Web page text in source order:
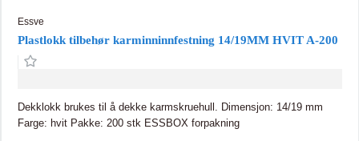
Essve
Plastlokk tilbehør karminninnfestning 14/19MM HVIT A-200
Dekklokk brukes til å dekke karmskruehull. Dimensjon: 14/19 mm
Farge: hvit Pakke: 200 stk ESSBOX forpakning